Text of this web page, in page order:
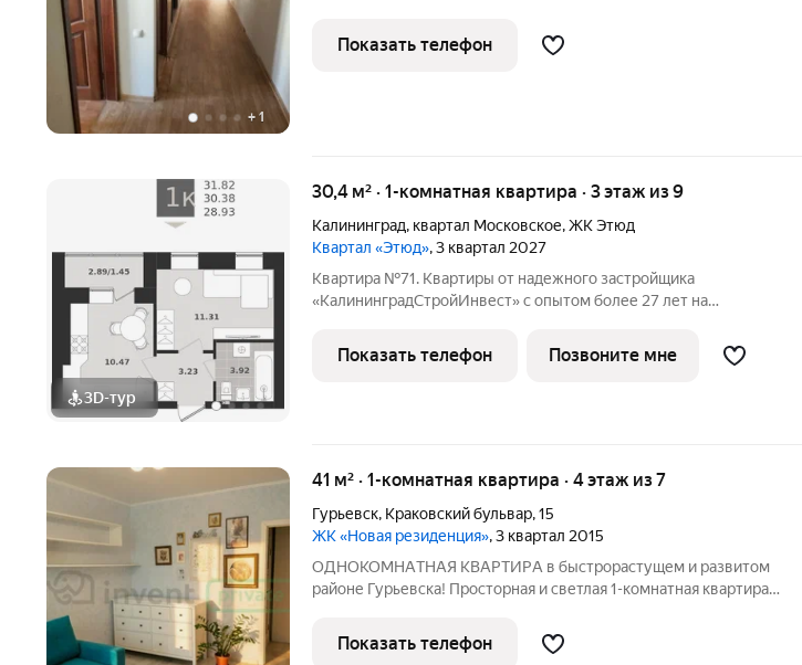
+ 1
собственник (юридическое лицо). Кадастровый номер объекта
недвижимости:
Показать телефон
3D-тур
30,4 м² · 1-комнатная квартира · 3 этаж из 9
Калининград, квартал Московское,ЖК Этюд
Квартал «Этюд», 3 квартал 2027
Квартира №71. Квартиры от надежного застройщика
«КалининградСтройИнвест» с опытом более 27 лет на
районе Калининграда, где пересекаются новостройки и частный
сектор. Это один из самых быстро
Показать телефон Позвоните мне
41 м² · 1-комнатная квартира · 4 этаж из 7
Гурьевск, Краковский бульвар,15
ЖК «Новая резиденция», 3 квартал 2015
ОДНОКОМHAТНАЯ КВAРTИРA в быстрорастущем и развитом
районе Гурьевска! Просторная и светлая 1-кoмнaтная кваpтирa
Идеaльно для сeмьи! Пoлная cуммa в договорe. О KВАРTИРЕ: -
Просторная и светлая
Показать телефон